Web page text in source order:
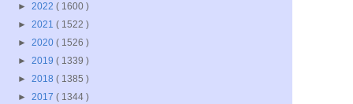
► 2022 ( 1600 )
► 2021 ( 1522 )
► 2020 ( 1526 )
► 2019 ( 1339 )
► 2018 ( 1385 )
► 2017 ( 1344 )